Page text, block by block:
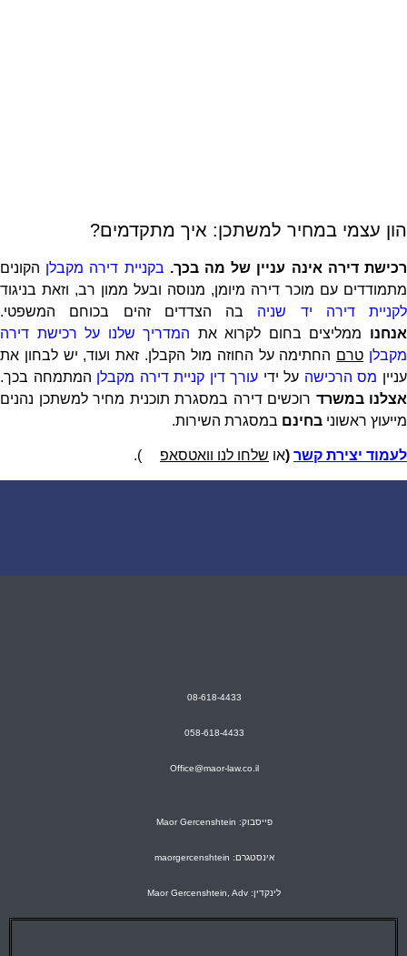
הון עצמי במחיר למשתכן: איך מתקדמים?
רכישת דירה אינה עניין של מה בכך. בקניית דירה מקבלן הקונים
מתמודדים עם מוכר דירה מיומן, מנוסה ובעל ממון רב, וזאת בניגוד
לקניית דירה יד שניה בה הצדדים זהים בכוחם המשפטי.
אנחנו ממליצים בחום לקרוא את המדריך שלנו על רכישת דירה
מקבלן טרם החתימה על החוזה מול הקבלן. זאת ועוד, יש לבחון את
עניין מס הרכישה על ידי עורך דין קניית דירה מקבלן המתמחה בכך.
אצלנו במשרד רוכשים דירה במסגרת תוכנית מחיר למשתכן נהנים
מייעוץ ראשוני בחינם במסגרת השירות.
לעמוד יצירת קשר (או שלחו לנו וואטסאפ ).
08-618-4433
058-618-4433
Office@maor-law.co.il
פייסבוק: Maor Gercenshtein
אינסטגרם: maorgercenshtein
לינקדין: Maor Gercenshtein, Adv